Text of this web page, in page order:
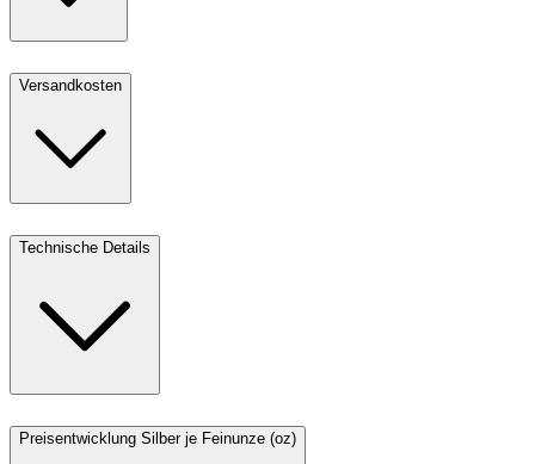
Versandkosten
Technische Details
Preisentwicklung Silber je Feinunze (oz)